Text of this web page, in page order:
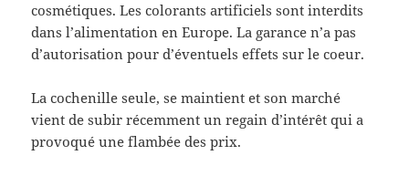
cosmétiques. Les colorants artificiels sont interdits
dans l’alimentation en Europe. La garance n’a pas
d’autorisation pour d’éventuels effets sur le coeur.
La cochenille seule, se maintient et son marché
vient de subir récemment un regain d’intérêt qui a
provoqué une flambée des prix.